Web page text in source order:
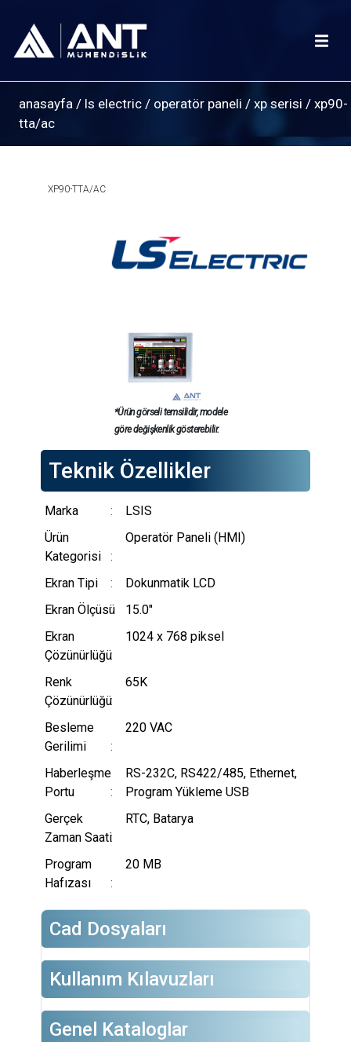
anasayfa / ls electric / operatör paneli / xp serisi / xp90-
tta/ac
XP90-TTA/AC
*Ürün görseli temsilidir, modele
göre değişkenlik gösterebilir.
Teknik Özellikler
Marka
LSIS
Ürün
Kategorisi
Operatör Paneli (HMI)
Ekran Tipi
Dokunmatik LCD
Ekran Ölçüsü
15.0"
Ekran
Çözünürlüğü
1024 x 768 piksel
Renk
Çözünürlüğü
65K
Besleme
Gerilimi
220 VAC
Haberleşme
Portu
RS-232C, RS422/485, Ethernet,
Program Yükleme USB
Gerçek
Zaman Saati
RTC, Batarya
Program
Hafızası
20 MB
Cad Dosyaları
Kullanım Kılavuzları
Genel Kataloglar